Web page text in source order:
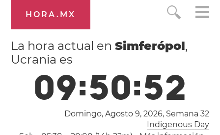
HORA.MX
La hora actual enSimferópol,
Ucrania es
09:50:53
Domingo, Agosto 9, 2026, Semana 32
Indigenous Day